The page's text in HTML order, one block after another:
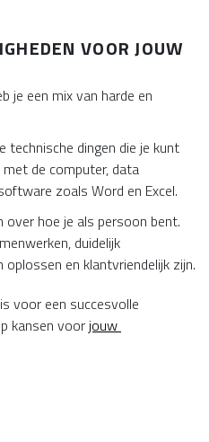
VOOR JOUW
je een mix van harde en
technische dingen die je kunt
de computer, data
zoals Word en Excel.
over hoe je als persoon bent.
duidelijk
en klantvriendelijk zijn.
voor een succesvolle
kansen voor jouw